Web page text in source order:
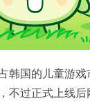
韩国的儿童游
不过正式上线